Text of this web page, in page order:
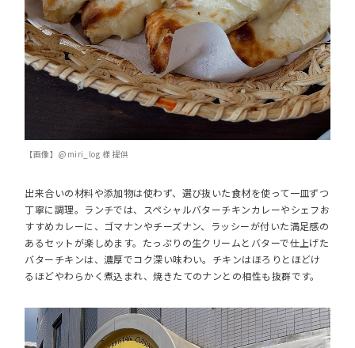
【画像】@miri_log 様 提供
出来合いの材料や添加物は使わず、選び抜いた食材を使って一皿ずつ
丁寧に調理。ランチでは、スペシャルバターチキンカレーやシェフお
すすめカレーに、ゴマナンやチーズナン、ラッシーが付いた満足感の
あるセットが楽しめます。たっぷりの生クリームとバターで仕上げた
バターチキンは、濃厚でコク深い味わい。チキンはほろりとほどけ
るほどやわらかく煮込まれ、焼きたてのナンとの相性も抜群です。